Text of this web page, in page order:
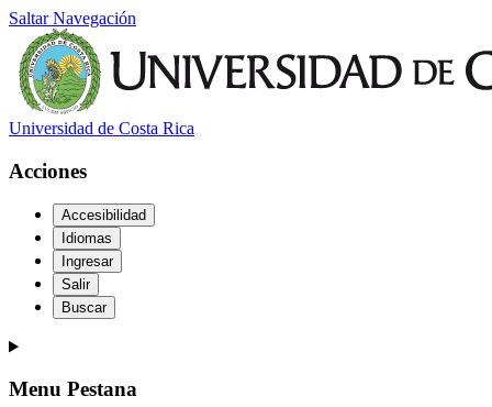
Saltar Navegación
Universidad de Costa Rica
Acciones
Accesibilidad
Idiomas
Ingresar
Salir
Buscar
Menu Pestana